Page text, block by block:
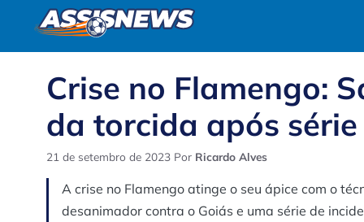
o
conteúdoCrise no Flamengo:
da torcida após
21 de setembro de 2023 Por Ricardo Alves
A crise no Flamengo atinge o seu ápice com o
desanimador contra o Goiás e uma série de